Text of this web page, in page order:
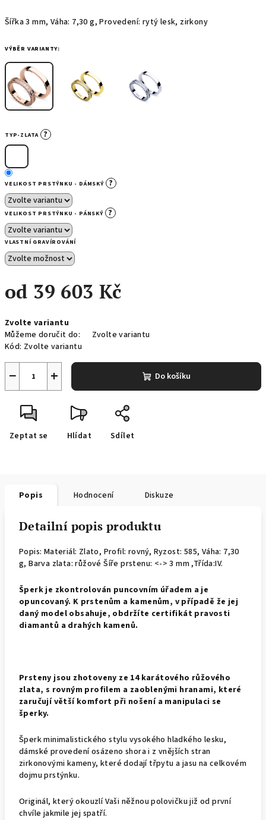
Šířka 3 mm, Váha: 7,30 g, Provedení: rytý lesk, zirkony
VÝBĚR VARIANTY:
TYP-ZLATA ?
VELIKOST PRSTÝNKU - DÁMSKÝ ?
VELIKOST PRSTÝNKU - PÁNSKÝ ?
VLASTNÍ GRAVÍROVÁNÍ
od 39 603 Kč
cena:
Zvolte variantu
Můžeme doručit do:
Zvolte variantu
Kód: Zvolte variantu
+
− Do košíku
Zeptat se Hlídat Sdílet
Popis Hodnocení Diskuze
Detailní popis produktu
Popis: Materiál: Zlato, Profil: rovný, Ryzost: 585, Váha: 7,30
g, Barva zlata: růžové Šíře prstenu: <-> 3 mm ,Třída:IV.
Šperk je zkontrolován puncovním úřadem a je
opuncovaný. K prstenům a kamenům, v případě že jej
daný model obsahuje, obdržíte certifikát pravosti
diamantů a drahých kamenů.
Prsteny jsou zhotoveny ze 14 karátového růžového
zlata, s rovným profilem a zaoblenými hranami, které
zaručují větší komfort při nošení a manipulaci se
šperky.
Šperk minimalistického stylu vysokého hladkého lesku,
dámské provedení osázeno shora i z vnějších stran
zirkonovými kameny, které dodají třpytu a jasu na celkovém
dojmu prstýnku.
Originál, který okouzlí Vaši něžnou polovičku již od první
chvíle jakmile jej spatří.